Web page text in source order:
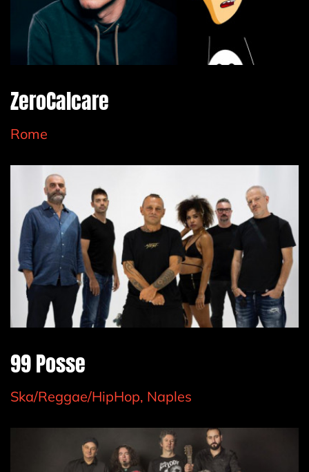
ZeroCalcare
Rome
99 Posse
Ska/Reggae/HipHop, Naples